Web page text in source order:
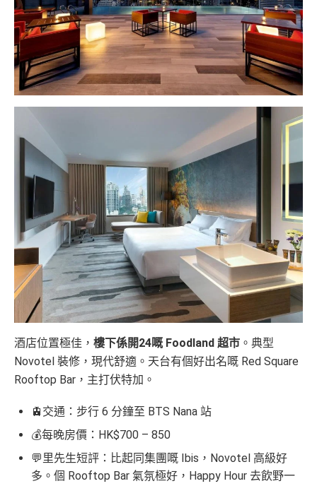
酒店位置極佳， 樓下係開24嘅 Foodland 超市 。典型
Novotel 裝修，現代舒適。天台有個好出名嘅 Red Square
Rooftop Bar，主打伏特加。
🚊交通：步行 6 分鐘至 BTS Nana 站
💰每晚房價：HK$700 – 850
💬里先生短評：比起同集團嘅 Ibis，Novotel 高級好
多。個 Rooftop Bar 氣氛極好，Happy Hour 去飲野一